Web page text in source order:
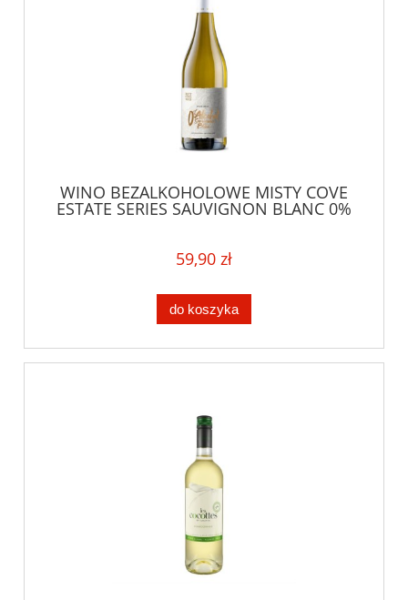
WINO BEZALKOHOLOWE MISTY COVE
ESTATE SERIES SAUVIGNON BLANC 0%
59,90 zł
do koszyka